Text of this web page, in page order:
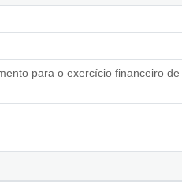
para o exercício financeiro de